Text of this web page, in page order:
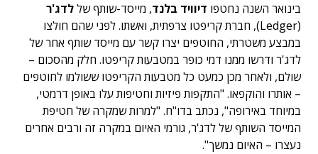
בינואר השנה נחטפו דיוויד בלנד, מייסד-שותף שללדג'ר
(Ledger), חברת קריפטו צרפתית, ואשתו. לפני שהם חולצו
במבצע משטרתי, החוטפים יצרו קשר עם מייסד שותף אחר של
לדג'ר ודרשו ממנו דמי כופר במטבעות קריפטו. חלק מהסכום –
שולם, ולאחר מכן כמעט כל מטבעות הקריפטו ששולמו לחוטפים
– אותרו והוקפאו. "התקפות פיזיות וחטיפות עלו באופן דרמטי,
במיוחד באירופה", נכתב בדו"ח. "למרות שמקרה של חטיפת
המייסד השותף של לדג'ר, גורמי האיום במקרה זה ורבים אחרים
נעצרו – האיום נמשך".